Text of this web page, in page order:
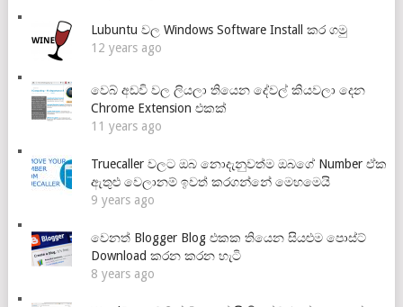
Lubuntu වල Windows Software Install කර ගමු
12 years ago
වෙබ් අඩවි වල ලියලා තියෙන දේවල් කියවලා දෙන
Chrome Extension එකක්
11 years ago
Truecaller වලට ඔබ නොදැනුවත්ම ඔබගේ Number ඒක
ඇතුළු වෙලානම් ඉවත් කරගන්නේ මෙහමෙයි
9 years ago
වෙනත් Blogger Blog එකක තියෙන සියළුම පොස්ට්
Download කරන කරන හැටි
8 years ago